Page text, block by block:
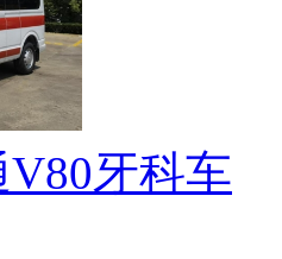
牙科车